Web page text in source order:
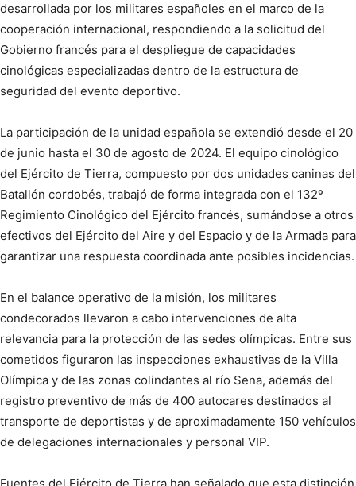
desarrollada por los militares españoles en el marco de la
cooperación internacional, respondiendo a la solicitud del
Gobierno francés para el despliegue de capacidades
cinológicas especializadas dentro de la estructura de
seguridad del evento deportivo.
La participación de la unidad española se extendió desde el 20
de junio hasta el 30 de agosto de 2024. El equipo cinológico
del Ejército de Tierra, compuesto por dos unidades caninas del
Batallón cordobés, trabajó de forma integrada con el 132º
Regimiento Cinológico del Ejército francés, sumándose a otros
efectivos del Ejército del Aire y del Espacio y de la Armada para
garantizar una respuesta coordinada ante posibles incidencias.
En el balance operativo de la misión, los militares
condecorados llevaron a cabo intervenciones de alta
relevancia para la protección de las sedes olímpicas. Entre sus
cometidos figuraron las inspecciones exhaustivas de la Villa
Olímpica y de las zonas colindantes al río Sena, además del
registro preventivo de más de 400 autocares destinados al
transporte de deportistas y de aproximadamente 150 vehículos
de delegaciones internacionales y personal VIP.